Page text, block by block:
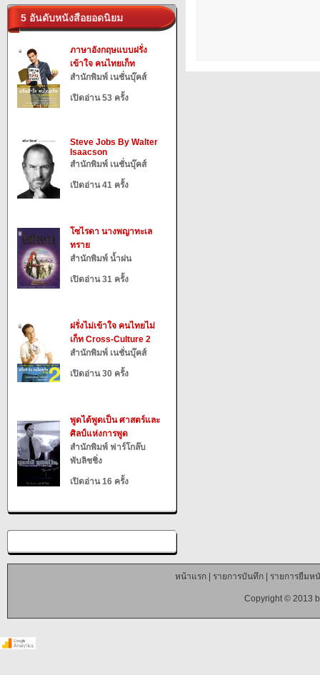
5 อันดับหนังสือยอดนิยม
ภาษาอังกฤษแบบฝรั่ง
เข้าใจ คนไทยเก็ท
สำนักพิมพ์ เนชั่นบุ๊คส์
เปิดอ่าน 53 ครั้ง
Steve Jobs By Walter
Isaacson
สำนักพิมพ์ เนชั่นบุ๊คส์
เปิดอ่าน 41 ครั้ง
โซไรดา นางพญาทะเล
ทราย
สำนักพิมพ์ น้ำฝน
เปิดอ่าน 31 ครั้ง
ฝรั่งไม่เข้าใจ คนไทยไม่
เก็ท Cross-Culture 2
สำนักพิมพ์ เนชั่นบุ๊คส์
เปิดอ่าน 30 ครั้ง
พูดได้พูดเป็น ศาสตร์และ
ศิลป์แห่งการพูด
สำนักพิมพ์ ฟาร์โกล๊บ
พับลิชชิ่ง
เปิดอ่าน 16 ครั้ง
หน้าแรก| รายการบันทึก| รายการยืมห
Copyright © 2013